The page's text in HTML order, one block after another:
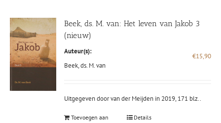
Beek, ds. M. van: Het leven van Jakob 3
(nieuw)
Auteur(s):
Beek, ds. M. van
€15,90
Uitgegeven door van der Meijden in 2019, 171 blz..
Toevoegen aan
Details